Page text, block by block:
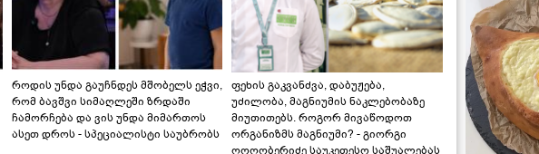
როდის უნდა გაუჩნდეს მშობელს ეჭვი,
რომ ბავშვი სიმაღლეში ზრდაში
ჩამორჩება და ვის უნდა მიმართოს
ასეთ დროს - სპეციალისტი საუბრობს
ფეხის გაკვანძვა, დაბუჟება,
უძილობა, მაგნიუმის ნაკლებობაზე
მიუთითებს. როგორ მივაწოდოთ
ორგანიზმს მაგნიუმი? - გიორგი
ღოღობერიძე საუკეთესო საშუალებას